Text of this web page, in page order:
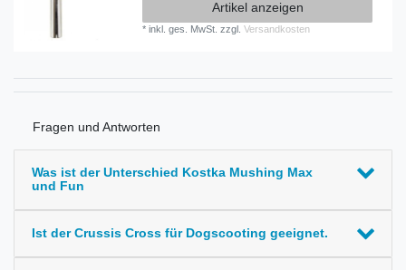
Artikel anzeigen
*inkl. ges. MwSt. zzgl.Versandkosten
Fragen und Antworten
Was ist der Unterschied Kostka Mushing Max
und Fun
Ist der Crussis Cross für Dogscooting geeignet.